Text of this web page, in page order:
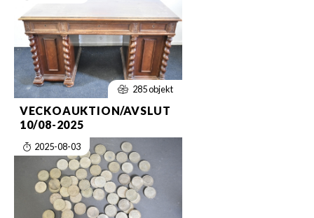
285 objekt
VECKOAUKTION/AVSLUT
10/08-2025
2025-08-03